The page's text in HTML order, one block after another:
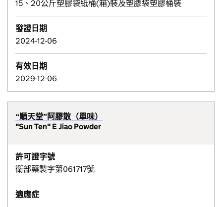
15、20公斤塑膠袋紙桶(箱)裝及塑膠袋塑膠桶裝
發證日期
2024-12-06
有效日期
2029-12-06
“順天堂”阿膠散（單味）
"Sun Ten" E Jiao Powder
許可證字號
衛部藥製字第061717號
適應症